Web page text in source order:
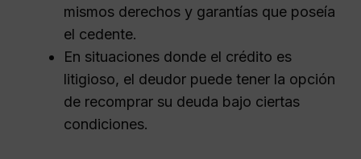
mismos derechos y garantías que poseía
el cedente.
En situaciones donde el crédito es
litigioso, el deudor puede tener la opción
de recomprar su deuda bajo ciertas
condiciones.